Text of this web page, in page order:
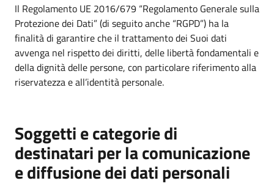
Il Regolamento UE 2016/679 “Regolamento Generale sulla
Protezione dei Dati” (di seguito anche “RGPD”) ha la
finalità di garantire che il trattamento dei Suoi dati
avvenga nel rispetto dei diritti, delle libertà fondamentali e
della dignità delle persone, con particolare riferimento alla
riservatezza e all’identità personale.
Soggetti e categorie di
destinatari per la comunicazione
e diffusione dei dati personali